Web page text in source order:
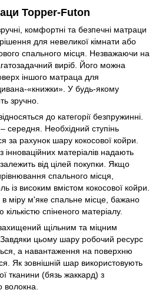
Topper-Futon
комфортні та безпечні матраци
для невеликої кімнати або
спального місця. Незважаючи на
виріб. Його можна
іншого матраца для
«книжки». У будь-якому
зручно.
до категорії безпружинні.
середня. Необхідний ступінь
за рахунок шару кокосової койри.
інноваційних матеріалів надають
від цілей покупки. Якщо
спального місця,
із високим вмістом кокосової койри.
міру м'яке спальне місце, бажано
спіненого матеріалу.
щільним та міцним
цьому шару робочий ресурс
а навантаження на поверхню
Як зовнішній шар використовують
тканини (бязь жаккард) з
волокна.